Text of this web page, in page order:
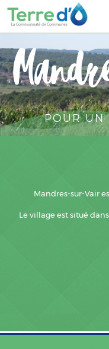
POUR UN
Mandres-sur-Vair
Le village est situé